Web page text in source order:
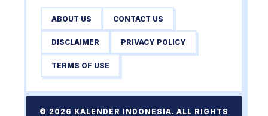
ABOUT US CONTACT US
DISCLAIMER PRIVACY POLICY
TERMS OF USE
© 2026 KALENDER INDONESIA. ALL RIGHTS